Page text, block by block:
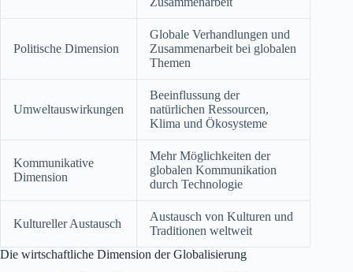
Politische Dimension
Globale Verhandlungen und
Zusammenarbeit bei globalen
Themen
Umweltauswirkungen
Beeinflussung der
natürlichen Ressourcen,
Klima und Ökosysteme
Kommunikative
Dimension
Mehr Möglichkeiten der
globalen Kommunikation
durch Technologie
Kultureller Austausch
Austausch von Kulturen und
Traditionen weltweit
Die wirtschaftliche Dimension der Globalisierung